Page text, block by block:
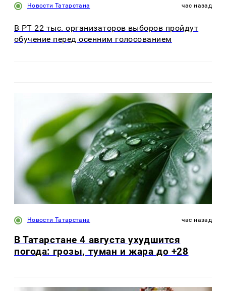
Новости Татарстана час назад
В РТ 22 тыс. организаторов выборов пройдут
обучение перед осенним голосованием
Новости Татарстана час назад
В Татарстане 4 августа ухудшится
погода: грозы, туман и жара до +28